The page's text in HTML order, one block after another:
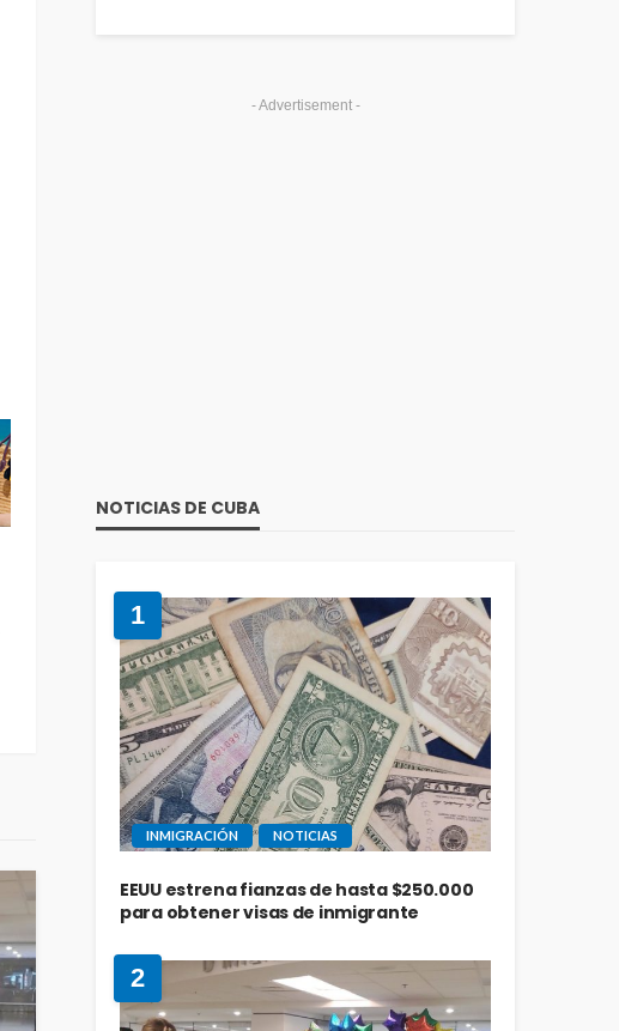
- Advertisement -
NOTICIAS DE CUBA
1
INMIGRACIÓN NOTICIAS
EEUU estrena fianzas de hasta $250.000
para obtener visas de inmigrante
2